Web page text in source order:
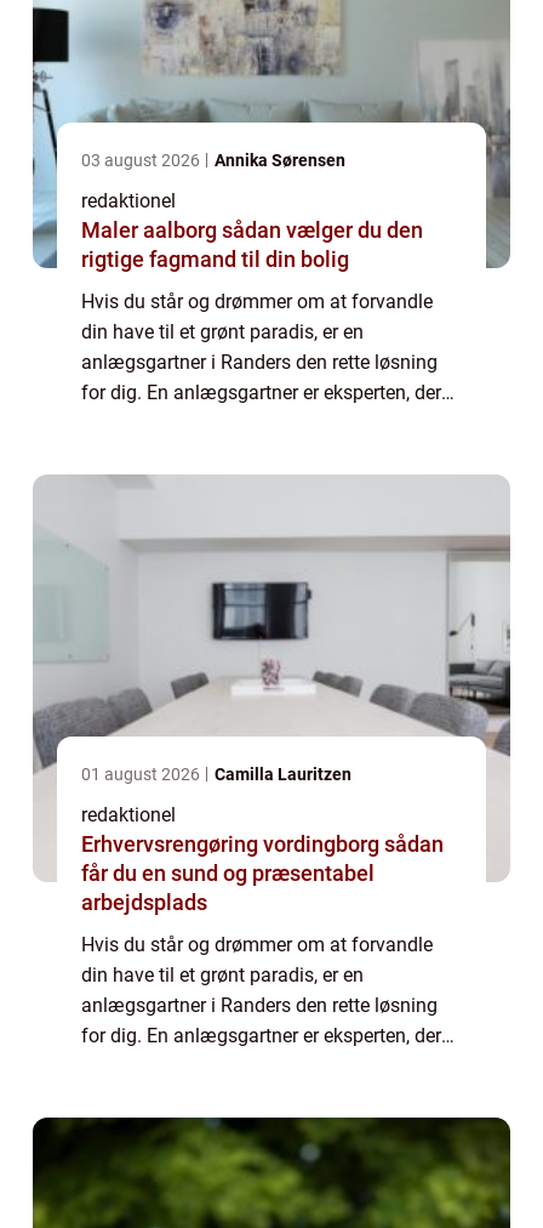
03 august 2026 Annika Sørensen
redaktionel
Maler aalborg sådan vælger du den
rigtige fagmand til din bolig
Hvis du står og drømmer om at forvandle
din have til et grønt paradis, er en
anlægsgartner i Randers den rette løsning
for dig. En anlægsgartner er eksperten, der
01 august 2026 Camilla Lauritzen
redaktionel
Erhvervsrengøring vordingborg sådan
får du en sund og præsentabel
arbejdsplads
Hvis du står og drømmer om at forvandle
din have til et grønt paradis, er en
anlægsgartner i Randers den rette løsning
for dig. En anlægsgartner er eksperten, der
funktionelt udemilj...